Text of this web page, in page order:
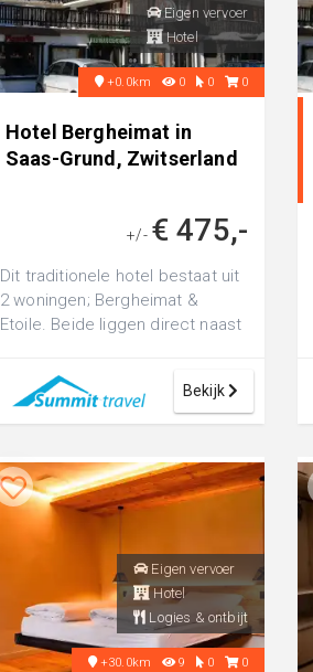
Eigen vervoer
Hotel
+0.0km 0 0 0
Hotel Bergheimat in
Saas-Grund, Zwitserland
+/- € 475,-
Dit traditionele hotel bestaat uit
2 woningen; Bergheimat &
Etoile. Beide liggen direct naast
Bekijk
Eigen vervoer
Hotel
Logies & ontbijt
+30.0km 9 0 0